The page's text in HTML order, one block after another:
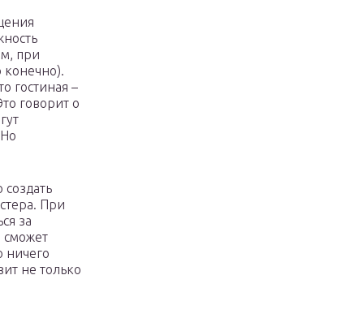
при
конечно).
гостиная –
говорит о
При
за
ничего
не только